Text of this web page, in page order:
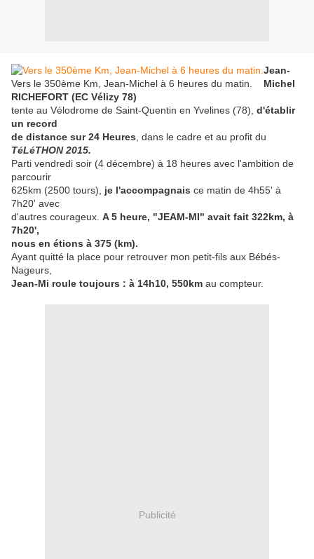
Vers le 350ème Km, Jean-Michel à 6 heures du matin.
Jean-
Michel
RICHEFORT (EC Vélizy 78)
tente au Vélodrome de Saint-Quentin en Yvelines (78), d'établir
un record
de distance sur 24 Heures , dans le cadre et au profit du
TéLéTHON 2015.
Parti vendredi soir (4 décembre) à 18 heures avec l'ambition de
parcourir
625km (2500 tours), je l'accompagnais ce matin de 4h55' à
7h20' avec
d'autres courageux. A 5 heure, "JEAM-MI" avait fait 322km, à
7h20',
nous en étions à 375 (km).
Ayant quitté la place pour retrouver mon petit-fils aux Bébés-
Nageurs,
Jean-Mi roule toujours : à 14h10, 550km au compteur.
Publicité